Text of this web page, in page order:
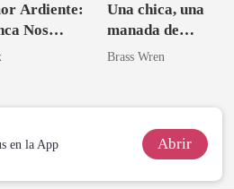
Ardiente:
Nos
Una chica, una
manada de
bestias
Brass Wren
en la App Abrir